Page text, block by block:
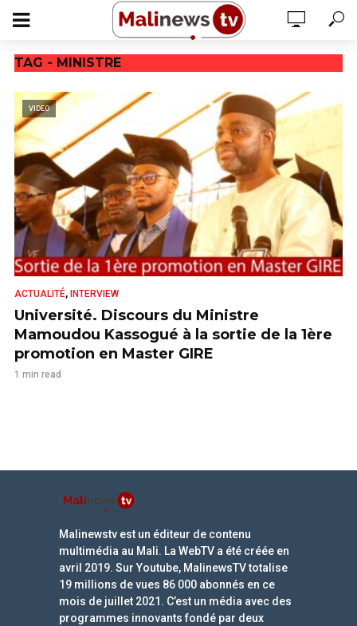
TAG - MINISTRE
VIDEO
ACTUALITÉ, INTERVIEW
Université. Discours du Ministre
Mamoudou Kassogué à la sortie de la 1ère
promotion en Master GIRE
1 min read
Malinewstv est un éditeur de contenu
multimédia au Mali. La WebTV a été créée en
avril 2019. Sur Youtube, MalinewsTV totalise
19 millions de vues 86 000 abonnés en ce
mois de juillet 2021. C’est un média avec des
programmes innovants fondé par deux